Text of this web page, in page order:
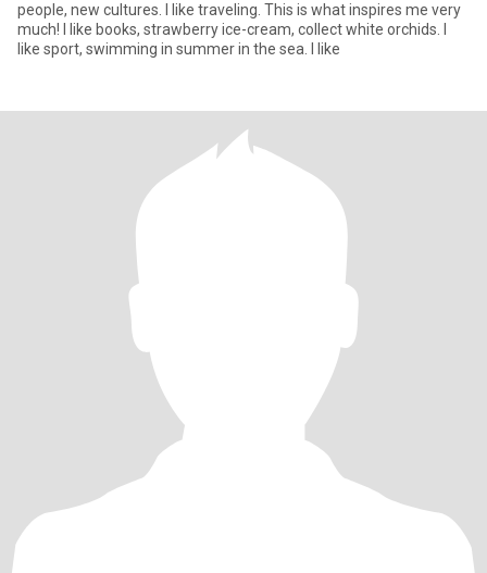
people, new cultures. I like traveling. This is what inspires me very
much! I like books, strawberry ice-cream, collect white orchids. I
like sport, swimming in summer in the sea. I like